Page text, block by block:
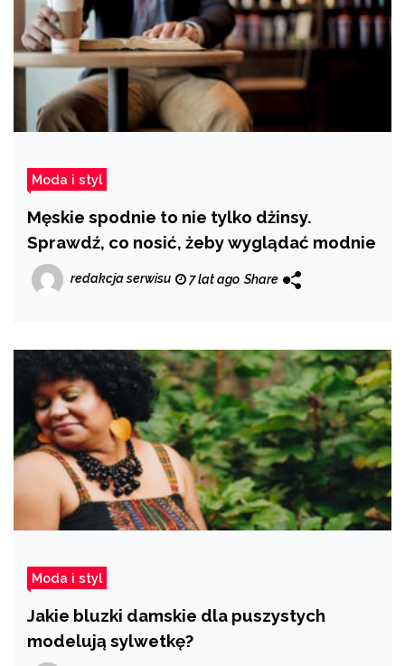
Moda i styl
Męskie spodnie to nie tylko dżinsy.
Sprawdź, co nosić, żeby wyglądać modnie
redakcja serwisu 7 lat ago Share
Moda i styl
Jakie bluzki damskie dla puszystych
modelują sylwetkę?